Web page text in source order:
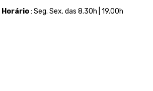
Horário: Seg. Sex. das 8.30h | 19.00h